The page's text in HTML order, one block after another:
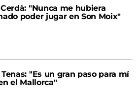
"Nunca me hubiera
poder jugar en Son Moix"
"Es un gran paso para mí
el Mallorca"